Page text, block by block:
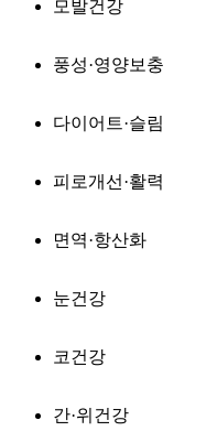
모발건강
풍성·영양보충
다이어트·슬림
피로개선·활력
면역·항산화
눈건강
코건강
간·위건강